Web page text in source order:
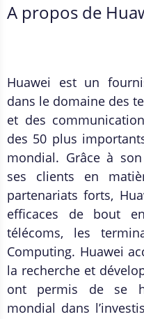
A propos de
Huawei est un
dans le domaine des
et des
des 50 plus
mondial. Grâce à
ses clients en
partenariats forts,
efficaces de bout
télécoms, les
Computing. Huawei
la recherche et
ont permis de se
mondial dans